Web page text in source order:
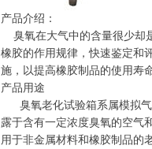
产品介绍：
臭氧在大气中的含量很少却
橡胶的作用规律，快速鉴定和
施，以提高橡胶制品的使用寿命
产品用途
臭氧老化试验箱系属模拟气
露于含有一定浓度臭氧的空气
用于非金属材料和橡胶制品的